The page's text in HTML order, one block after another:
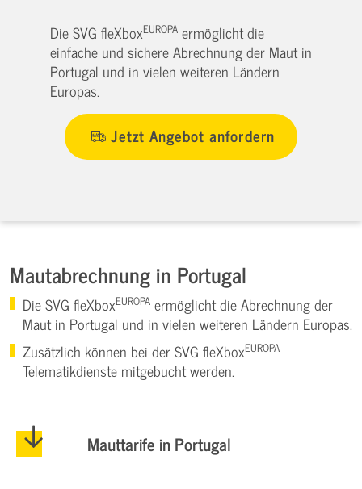
Die SVG fleXboxEUROPA ermöglicht die
einfache und sichere Abrechnung der Maut in
Portugal und in vielen weiteren Ländern
Europas.
Jetzt Angebot anfordern
Mautabrechnung in Portugal
Die SVG fleXboxEUROPA ermöglicht die Abrechnung der
Maut in Portugal und in vielen weiteren Ländern Europas.
Zusätzlich können bei der SVG fleXboxEUROPA
Telematikdienste mitgebucht werden.
Mauttarife in Portugal